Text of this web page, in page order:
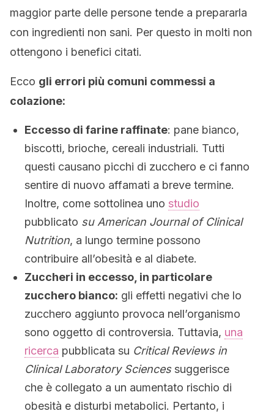
maggior parte delle persone tende a prepararla
con ingredienti non sani. Per questo in molti non
ottengono i benefici citati.
Ecco gli errori più comuni commessi a
colazione:
Eccesso di farine raffinate: pane bianco,
biscotti, brioche, cereali industriali. Tutti
questi causano picchi di zucchero e ci fanno
sentire di nuovo affamati a breve termine.
Inoltre, come sottolinea uno studio
pubblicato su American Journal of Clinical
Nutrition, a lungo termine possono
contribuire all’obesità e al diabete.
Zuccheri in eccesso, in particolare
zucchero bianco: gli effetti negativi che lo
zucchero aggiunto provoca nell’organismo
sono oggetto di controversia. Tuttavia, una
ricerca pubblicata su Critical Reviews in
Clinical Laboratory Sciencessuggerisce
che è collegato a un aumentato rischio di
obesità e disturbi metabolici. Pertanto, i